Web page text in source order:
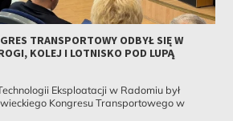
TRANSPORTOWY ODBYŁ SIĘ W
KOLEJ I LOTNISKO POD LUPĄ
Eksploatacji w Radomiu był
Kongresu Transportowego w